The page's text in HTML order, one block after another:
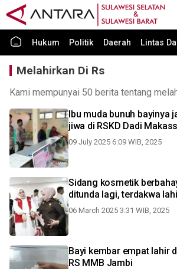
Hukum Politik Daerah Lintas
Melahirkan Di Rs
Kami mempunyai 50 berita tentang
Ibu muda bunuh bayinya
jiwa di RSKD Dadi
09 July 2025 6:09 WIB, 2025
Sidang kosmetik
ditunda lagi, terdakwa
06 March 2025 3:31 WIB, 2025
Bayi kembar empat lahir
RS MMB Jambi